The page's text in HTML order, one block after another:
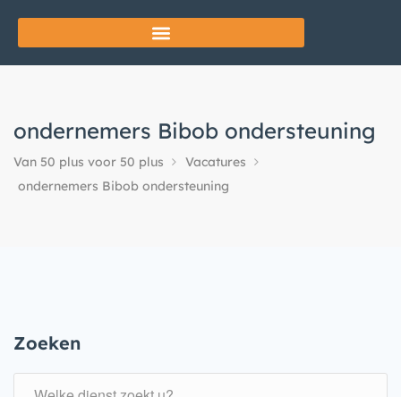
ondernemers Bibob ondersteuning
Van 50 plus voor 50 plus
Vacatures
ondernemers Bibob ondersteuning
Zoeken